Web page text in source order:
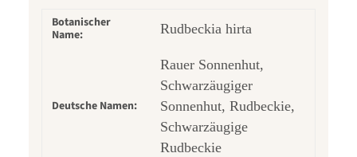
Botanischer
Name:
Rudbeckia hirta
Deutsche Namen:
Rauer Sonnenhut,
Schwarzäugiger
Sonnenhut, Rudbeckie,
Schwarzäugige
Rudbeckie